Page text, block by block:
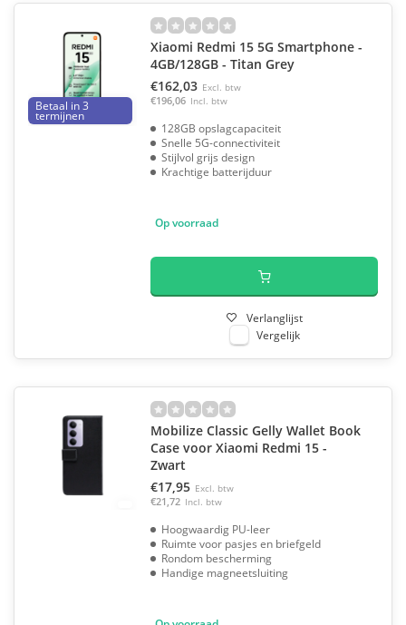
Betaal in 3
termijnen
Xiaomi Redmi 15 5G Smartphone -
4GB/128GB - Titan Grey
€162,03 Excl. btw
€196,06 Incl. btw
128GB opslagcapaciteit
Snelle 5G-connectiviteit
Stijlvol grijs design
Krachtige batterijduur
Op voorraad
Verlanglijst
Vergelijk
Mobilize Classic Gelly Wallet Book
Case voor Xiaomi Redmi 15 -
Zwart
€17,95 Excl. btw
€21,72 Incl. btw
Hoogwaardig PU-leer
Ruimte voor pasjes en briefgeld
Rondom bescherming
Handige magneetsluiting